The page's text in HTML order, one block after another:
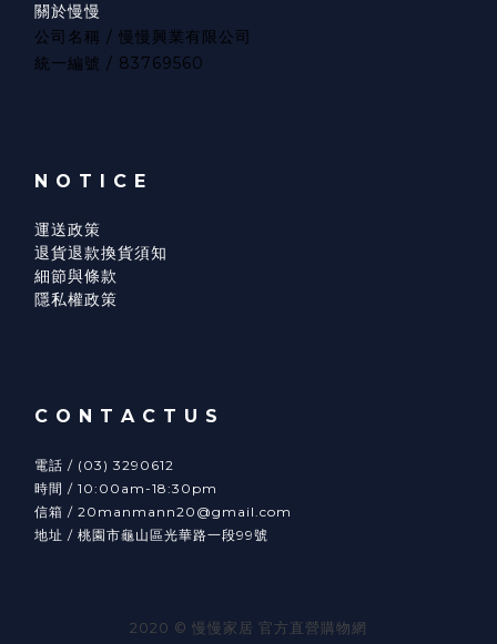
關於慢慢
公司名稱 / 慢慢興業有限公司
統一編號 / 83769560
N O T I C E
運送政策
退貨退款換貨須知
細節與條款
隱私權政策
C O N T A C T U S
電話 / (03) 3290612
時間 / 10:00am-18:30pm
信箱 / 20manmann20@gmail.com
地址 / 桃園市龜山區光華路一段99號
2020 © 慢慢家居 官方直營購物網